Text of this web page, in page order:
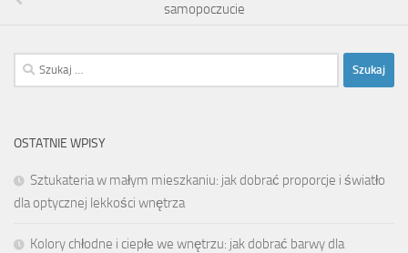
samopoczucie
Szukaj:
OSTATNIE WPISY
Sztukateria w małym mieszkaniu: jak dobrać proporcje i światło
dla optycznej lekkości wnętrza
Kolory chłodne i ciepłe we wnętrzu: jak dobrać barwy dla